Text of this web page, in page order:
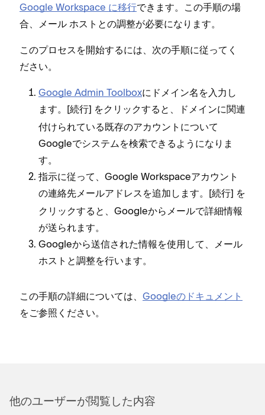
Google Workspace に移行できます⁠。この手順の場
合⁠、メ⁠ール ホストとの調整が必要になります⁠。
このプロセスを開始するには⁠、次の手順に従⁠ってく
ださい⁠。
Google Admin Toolboxにドメイン名を入力し
ます⁠。[⁠続行⁠] をクリ⁠ックすると⁠、ドメインに関連
付けられている既存のアカウントについて
Googleでシステムを検索できるようになりま
す⁠。
指示に従⁠って⁠、Google Workspaceアカウント
の連絡先メ⁠ールアドレスを追加します⁠。[⁠続行⁠] を
クリ⁠ックすると⁠、Googleからメ⁠ールで詳細情報
が送られます⁠。
Googleから送信された情報を使用して⁠、メ⁠ール
ホストと調整を行います⁠。
この手順の詳細については⁠、 Googleのドキ⁠ュメント
をご参照ください⁠。
他のユ⁠ーザ⁠ーが閲覧した内容